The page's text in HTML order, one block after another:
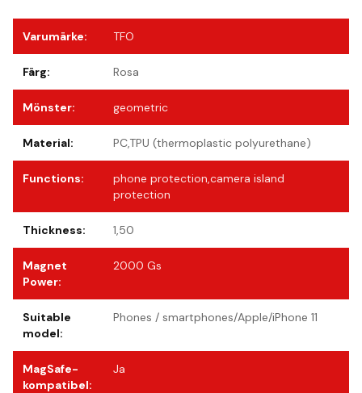
Varumärke: TFO
Färg: Rosa
Mönster: geometric
Material: PC,TPU (thermoplastic polyurethane)
Functions:
phone protection,camera island
protection
Thickness: 1,50
Magnet
Power:
2000 Gs
Suitable
model:
Phones / smartphones/Apple/iPhone 11
MagSafe-
kompatibel:
Ja